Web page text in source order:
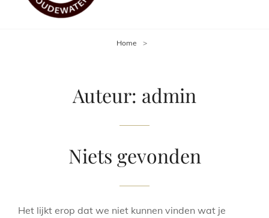
Home >
Auteur: admin
Niets gevonden
Het lijkt erop dat we niet kunnen vinden wat je